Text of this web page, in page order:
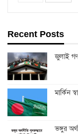
Recent Posts
জুলাই
মার্কিন
ভঙ্গুর